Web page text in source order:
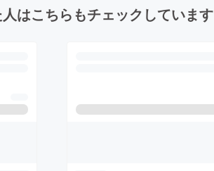
はこちらもチェックしています